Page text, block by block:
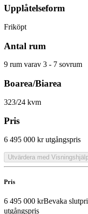
Upplåtelseform
Friköpt
Antal rum
9 rum varav 3 - 7 sovrum
Boarea/Biarea
323/24 kvm
Pris
6 495 000 kr utgångspris
Utvärdera med
Pris
6 495 000 krBevaka
utgångspris